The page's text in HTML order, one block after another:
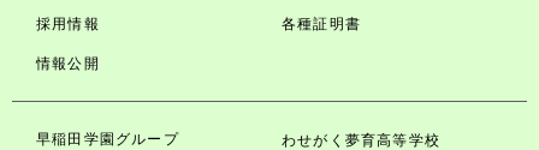
採用情報 各種証明書
情報公開
早稲田学園グループ わせがく夢育高等学校